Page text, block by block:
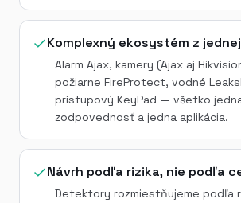
Komplexný ekosystém z
Alarm Ajax, kamery (Ajax aj
požiarne FireProtect, vodné
prístupový KeyPad — všetko
zodpovednosť a jedna aplikácia.
Návrh podľa rizika, nie podľa
Detektory rozmiestňujeme podľa